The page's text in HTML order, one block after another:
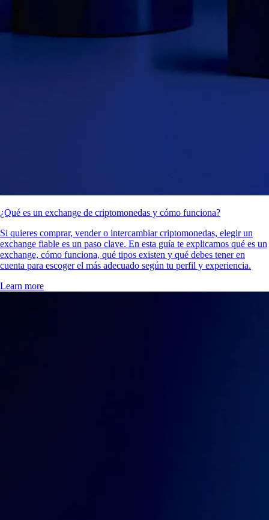
¿Qué es un exchange de criptomonedas y cómo funciona?
Si quieres comprar, vender o intercambiar criptomonedas, elegir un
exchange fiable es un paso clave. En esta guía te explicamos qué es un
exchange, cómo funciona, qué tipos existen y qué debes tener en
cuenta para escoger el más adecuado según tu perfil y experiencia.
Learn more